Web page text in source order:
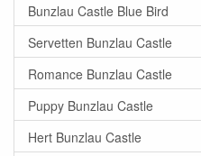
Bunzlau Castle Blue Bird
Servetten Bunzlau Castle
Romance Bunzlau Castle
Puppy Bunzlau Castle
Hert Bunzlau Castle